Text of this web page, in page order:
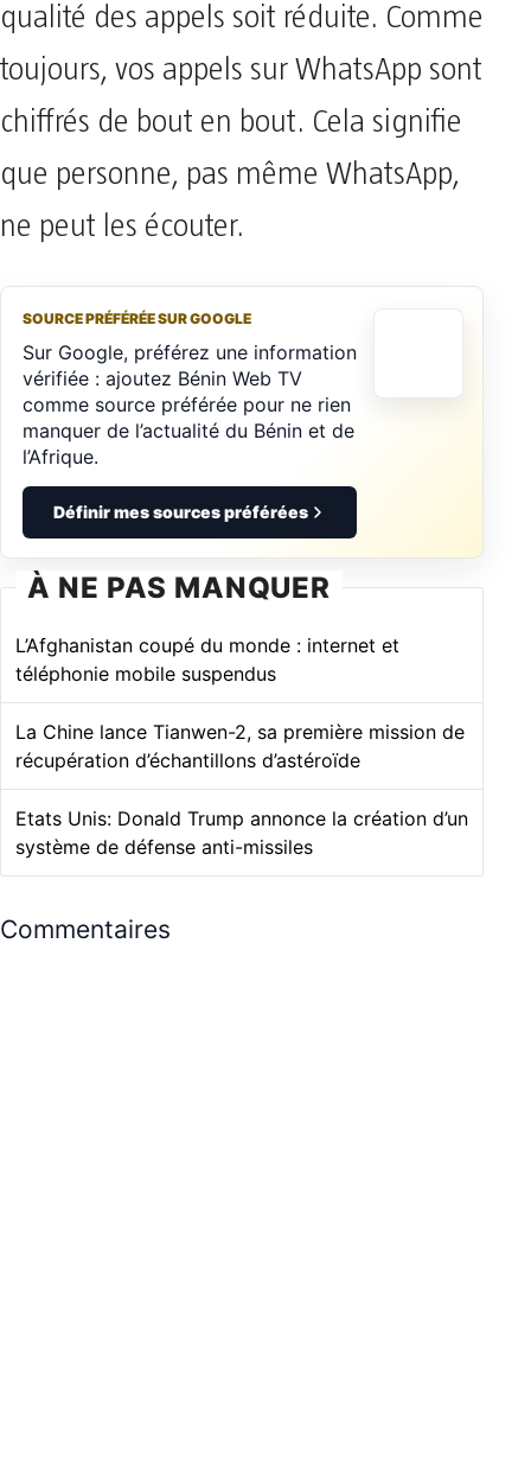
qualité des appels soit réduite. Comme
toujours, vos appels sur WhatsApp sont
chiffrés de bout en bout. Cela signifie
que personne, pas même WhatsApp,
ne peut les écouter.
SOURCE PRÉFÉRÉE SUR GOOGLE
Sur Google, préférez une information
vérifiée : ajoutez Bénin Web TV
comme source préférée pour ne rien
manquer de l’actualité du Bénin et de
l’Afrique.
Définir mes sources préférées
À NE PAS MANQUER
L’Afghanistan coupé du monde : internet et
téléphonie mobile suspendus
La Chine lance Tianwen-2, sa première mission de
récupération d’échantillons d’astéroïde
Etats Unis: Donald Trump annonce la création d’un
système de défense anti-missiles
Commentaires